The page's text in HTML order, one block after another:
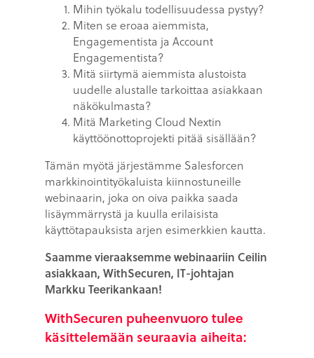
Mihin työkalu todellisuudessa pystyy?
Miten se eroaa aiemmista,
Engagementista ja Account
Engagementista?
Mitä siirtymä aiemmista alustoista
uudelle alustalle tarkoittaa asiakkaan
näkökulmasta?
Mitä Marketing Cloud Nextin
käyttöönottoprojekti pitää sisällään?
Tämän myötä järjestämme Salesforcen
markkinointityökaluista kiinnostuneille
webinaarin, joka on oiva paikka saada
lisäymmärrystä ja kuulla erilaisista
käyttötapauksista arjen esimerkkien kautta.
Saamme vieraaksemme webinaariin Ceilin
asiakkaan, WithSecuren, IT-johtajan
Markku Teerikankaan!
WithSecuren puheenvuoro tulee
käsittelemään seuraavia aiheita: